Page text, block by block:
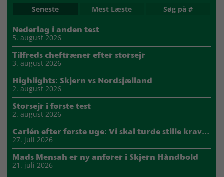
Seneste Mest Læste Søg på #
Nederlag i anden test
5. august 2026
Tilfreds cheftræner efter storsejr
3. august 2026
Highlights: Skjern vs Nordsjælland
2. august 2026
Storsejr i første test
2. august 2026
Carlén efter første uge: Vi skal turde stille krav til hinanden
27. juli 2026
Mads Mensah er ny anfører i Skjern Håndbold
21. juli 2026